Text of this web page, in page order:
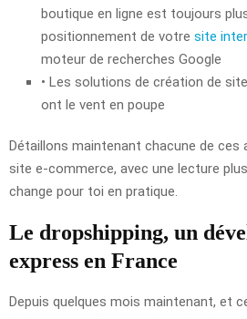
boutique en ligne est toujours
positionnement de votre site
moteur de recherches Google
• Les solutions de création de
ont le vent en poupe
Détaillons maintenant chacune de ces
site e-commerce, avec une lecture
change pour toi en pratique.
Le dropshipping, un
express en France
Depuis quelques mois maintenant, et